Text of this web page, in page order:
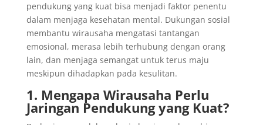
pendukung yang kuat bisa menjadi faktor penentu
dalam menjaga kesehatan mental. Dukungan sosial
membantu wirausaha mengatasi tantangan
emosional, merasa lebih terhubung dengan orang
lain, dan menjaga semangat untuk terus maju
meskipun dihadapkan pada kesulitan.
1. Mengapa Wirausaha Perlu
Jaringan Pendukung yang Kuat?